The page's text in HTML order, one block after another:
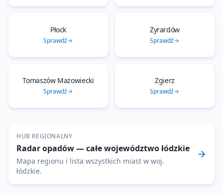
Płock
Sprawdź
Żyrardów
Sprawdź
Tomaszów Mazowiecki
Sprawdź
Zgierz
Sprawdź
HUB REGIONALNY
Radar opadów— całe województwołódzkie
Mapa regionu i lista wszystkich miast w woj.
łódzkie.